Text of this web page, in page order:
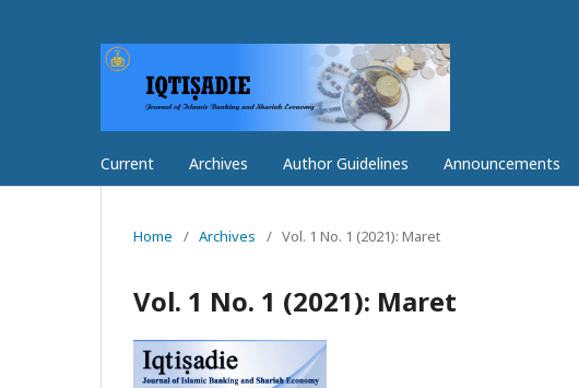
Current Archives Author Guidelines Announcements
Home / Archives / Vol. 1 No. 1 (2021): Maret
Vol. 1 No. 1 (2021): Maret